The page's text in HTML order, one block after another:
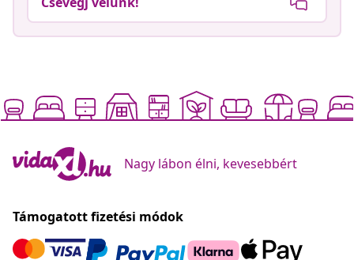
Nagy lábon élni, kevesebbért
Támogatott fizetési módok